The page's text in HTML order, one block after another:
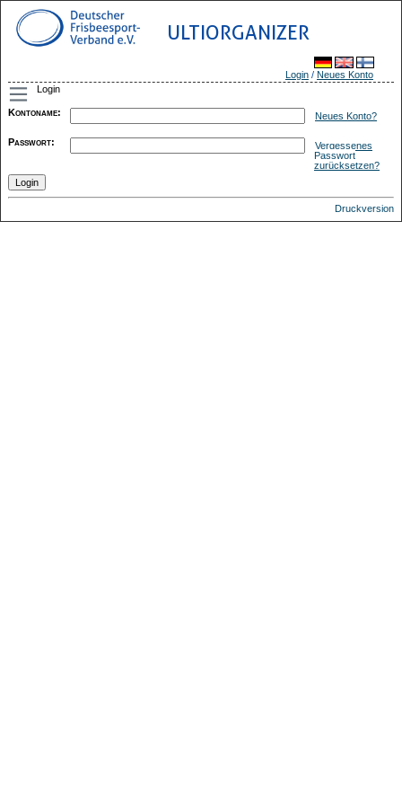
ULTIORGANIZER
Login / Neues Konto
Login
Kontoname: Neues Konto?
Passwort:
Vergessenes
Passwort
zurücksetzen?
Druckversion